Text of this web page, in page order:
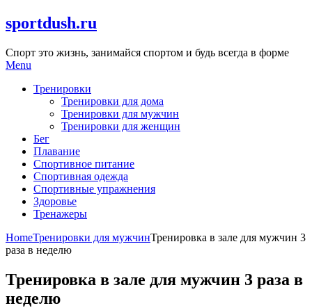
Skip
to
sportdush.ru
Спорт это жизнь, занимайся спортом и будь всегда в форме
Menu
Тренировки
Тренировки для дома
Тренировки для мужчин
Тренировки для женщин
Бег
Плавание
Спортивное питание
Спортивная одежда
Спортивные упражнения
Здоровье
Тренажеры
HomeТренировки для мужчинТренировка в зале для мужчин 3
раза в неделю
Тренировка в зале для мужчин 3 раза в
неделю